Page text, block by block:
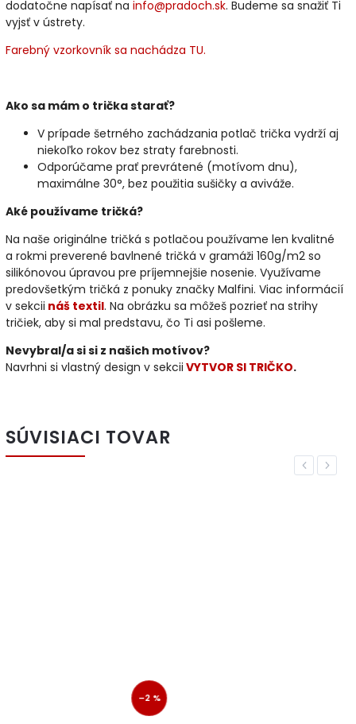
dodatočne napísať na info@pradoch.sk. Budeme sa snažiť Ti
vyjsť v ústrety.
Farebný vzorkovník sa nachádza TU.
Ako sa mám o trička starať?
V prípade šetrného zachádzania potlač trička vydrží aj
niekoľko rokov bez straty farebnosti.
Odporúčame prať prevrátené (motívom dnu),
maximálne 30°, bez použitia sušičky a aviváže.
Aké používame tričká?
Na naše originálne tričká s potlačou používame len kvalitné
a rokmi preverené bavlnené tričká v gramáži 160g/m2 so
silikónovou úpravou pre príjemnejšie nosenie. Využívame
predovšetkým tričká z ponuky značky Malfini. Viac informácií
v sekcii náš textil. Na obrázku sa môžeš pozrieť na strihy
tričiek, aby si mal predstavu, čo Ti asi pošleme.
Nevybral/a si si z našich motívov?
Navrhni si vlastný design v sekcii VYTVOR SI TRIČKO.
SÚVISIACI TOVAR
Previous
–2 %
Next